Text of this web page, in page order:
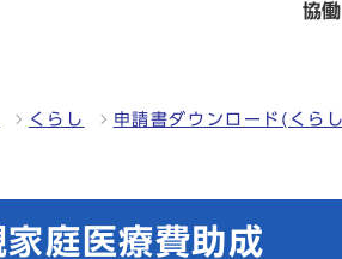
協働
くらし 申請書ダウンロード(くら
家庭医療費助成